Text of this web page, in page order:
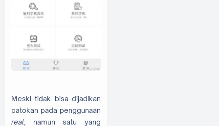
Meski tidak bisa dijadikan
patokan pada penggunaan
real , namun satu yang